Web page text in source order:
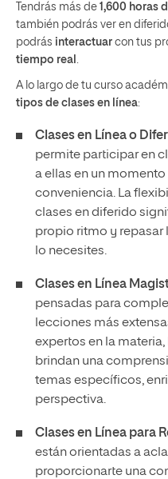
Tendrás más de 1,600 horas
también podrás ver en
podrás interactuar con tus
tiempo real
A lo largo de tu curso
tipos de clases en línea:
Clases en Línea o
permite participar en
a ellas en un
conveniencia. La
clases en diferido
propio ritmo y repasar
lo necesites.
Clases en Línea
pensadas para
lecciones más
expertos en la
brindan una
temas específicos,
perspectiva.
Clases en Línea para
están orientadas a
proporcionarte una